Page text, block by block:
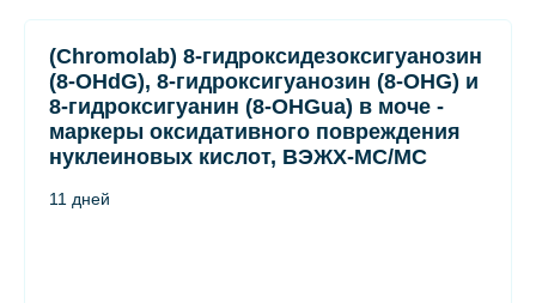
(Chromolab) 8-гидроксидезоксигуанозин
(8-OHdG), 8-гидроксигуанозин (8-OHG) и
8-гидроксигуанин (8-OHGua) в моче -
маркеры оксидативного повреждения
нуклеиновых кислот, ВЭЖХ-МС/МС
11 дней